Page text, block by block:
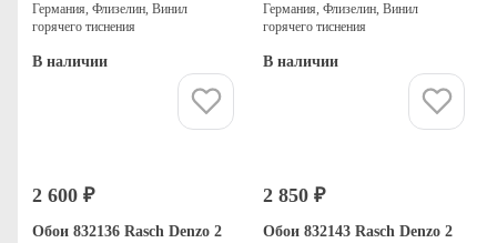
Германия, Флизелин, Винил
горячего тиснения
В наличии
Германия, Флизелин, Винил
горячего тиснения
В наличии
2 600 ₽
Обои 832136 Rasch Denzo 2
2 850 ₽
Обои 832143 Rasch Denzo 2